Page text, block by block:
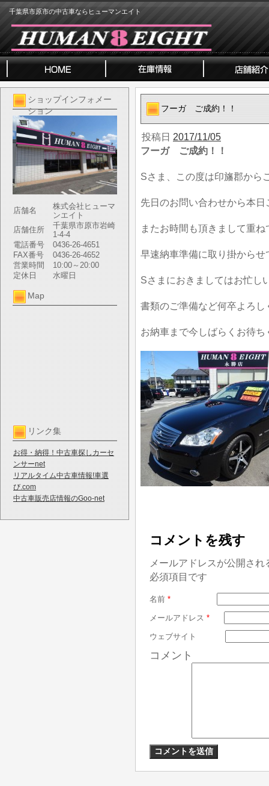
千葉県市原市の中古車ならヒューマンエイト
ショップインフォメー
ション
店舗名
株式会社ヒューマ
ンエイト
店舗住所
千葉県市原市岩崎
1-4-4
電話番号
0436-26-4651
FAX番号
0436-26-4652
営業時間
10:00～20:00
定休日
水曜日
Map
リンク集
お得・納得！中古車探しカーセ
ンサーnet
リアルタイム中古車情報!車選
び.com
中古車販売店情報のGoo-net
フーガ ご成約！！
投稿日 2017/11/05
フーガ ご成約！！
Sさま、この度は印旛郡から
先日のお問い合わせから本
またお時間も頂きまして重
早速納車準備に取り掛からせ
Sさまにおきましてはお忙し
書類のご準備など何卒よろ
お納車まで今しばらくお待ち
コメントを残す
メールアドレスが公開さ
必須項目です
名前 *
メールアドレス *
ウェブサイト
コメント